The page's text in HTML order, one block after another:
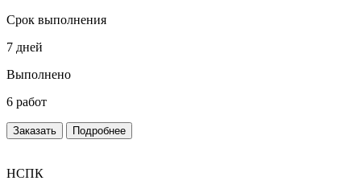
Срок выполнения
7 дней
Выполнено
6 работ
Заказать Подробнее
НСПК